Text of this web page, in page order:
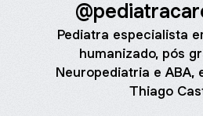
Pediatra especialista
humanizado, pós
Neuropediatria e ABA,
Thiago